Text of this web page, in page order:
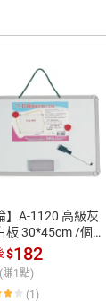
】A-1120 高級灰
板 30*45cm /個
滿額下單10%點數
號最高1500點)】
$182
(賺1點)
(1)